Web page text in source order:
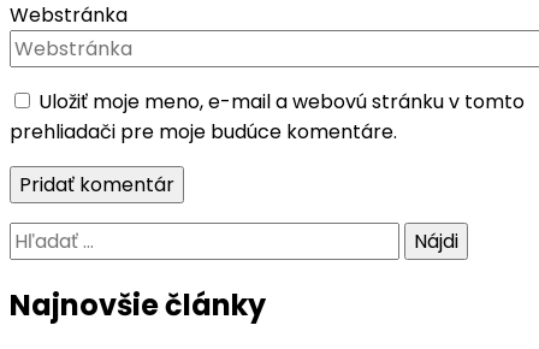
Webstránka
Uložiť moje meno, e-mail a webovú stránku v tomto
prehliadači pre moje budúce komentáre.
Hľadať:
Najnovšie články